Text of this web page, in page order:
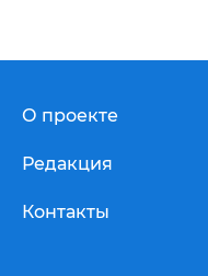
О проекте
Редакция
Контакты